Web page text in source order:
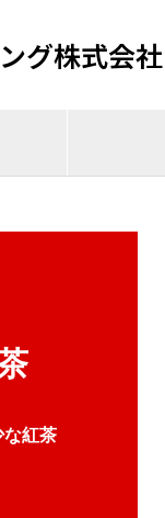
グ株式会社
な紅茶